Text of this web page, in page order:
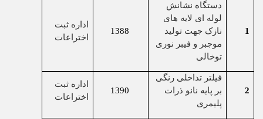
1
دستگاه نشانش
لوله ای لایه های
نازک جهت تولید
موجبر و فیبر نوری
توخالی
1388
اداره ثبت
اختراعات
2
فیلتر تداخلی رنگی
بر پایه نانو ذرات
پلیمری
1390
اداره ثبت
اختراعات